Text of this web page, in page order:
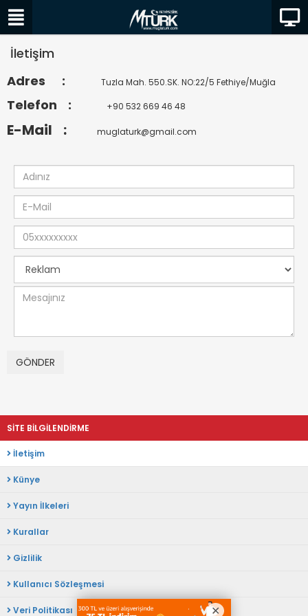
İletişim
Adres :
Tuzla Mah. 550.SK. NO:22/5 Fethiye/Muğla
Telefon : +90 532 669 46 48
E-Mail : muglaturk@gmail.com
SİTE BİLGİLENDİRME
İletişim
Künye
Yayın İlkeleri
Kurallar
Gizlilik
Kullanıcı Sözleşmesi
Veri Politikası